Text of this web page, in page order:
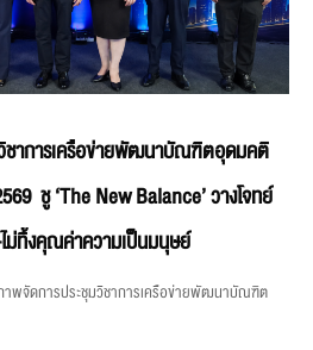
ชาการเครือข่ายพัฒนาบัณฑิตอุดมคติ
ชู ‘The New Balance’ วางโจทย์
ม่ทิ้งคุณค่าความเป็นมนุษย์
าพจัดการประชุมวิชาการเครือข่ายพัฒนาบัณฑิต